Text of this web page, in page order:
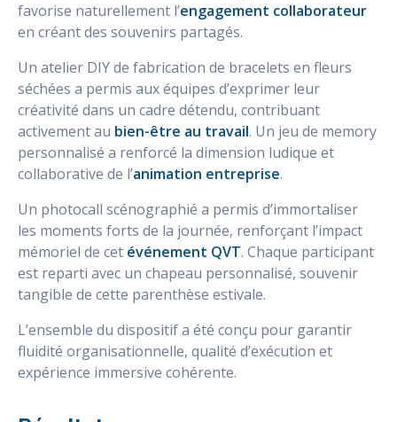
favorise naturellement l’engagement collaborateur
en créant des souvenirs partagés.
Un atelier DIY de fabrication de bracelets en fleurs
séchées a permis aux équipes d’exprimer leur
créativité dans un cadre détendu, contribuant
activement au bien-être au travail. Un jeu de memory
personnalisé a renforcé la dimension ludique et
collaborative de l’animation entreprise.
Un photocall scénographié a permis d’immortaliser
les moments forts de la journée, renforçant l’impact
mémoriel de cet événement QVT. Chaque participant
est reparti avec un chapeau personnalisé, souvenir
tangible de cette parenthèse estivale.
L’ensemble du dispositif a été conçu pour garantir
fluidité organisationnelle, qualité d’exécution et
expérience immersive cohérente.